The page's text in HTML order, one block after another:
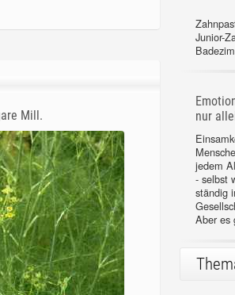
Mill.
Junior-
nur
jedem
- selbst
ständig
Aber es